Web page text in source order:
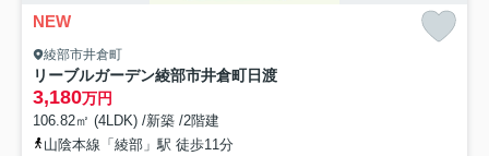
NEW
綾部市井倉町
リーブルガーデン綾部市井倉町日渡
3,180万円
106.82㎡ (4LDK) /新築 /2階建
山陰本線「綾部」駅 徒歩11分